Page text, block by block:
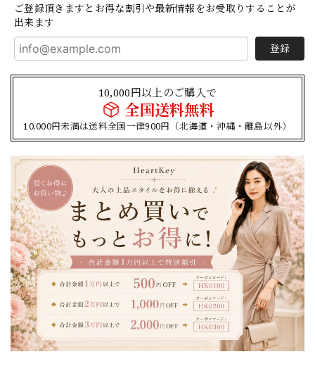
ご登録頂きますとお得な割引や最新情報をお受取りすることが
出来ます
登録
10,000円以上のご購入で
全国送料無料
10,000円未満は送料全国一律900円（北海道・沖縄・離島以外）